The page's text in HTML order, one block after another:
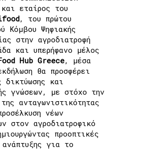
εταίρος του
, του πρώτου
Κόμβου Ψηφιακής
στην αγροδιατροφή
και υπερήφανο μέλος
Hub Greece, μέσα
θα προσφέρει
δικτύωσης και
γνώσεων, με στόχο την
ανταγωνιστικότητας
νέων
στον αγροδιατροφικό
προοπτικές
για το